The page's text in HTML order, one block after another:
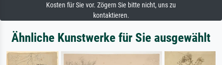
Kosten für Sie vor. Zögern Sie bitte nicht, uns zu
kontaktieren.
Ähnliche Kunstwerke für Sie ausgewählt